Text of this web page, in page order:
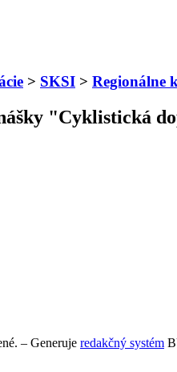
> SKSI > Regionálne
"Cyklistická
– Generuje redakčný systém